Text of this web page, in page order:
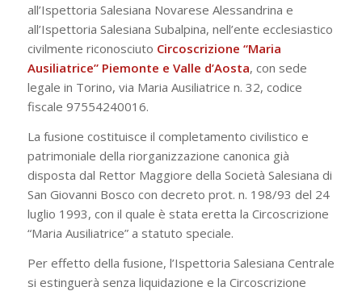
all’Ispettoria Salesiana Novarese Alessandrina e
all’Ispettoria Salesiana Subalpina, nell’ente ecclesiastico
civilmente riconosciuto Circoscrizione “Maria
Ausiliatrice” Piemonte e Valle d’Aosta, con sede
legale in Torino, via Maria Ausiliatrice n. 32, codice
fiscale 97554240016.
La fusione costituisce il completamento civilistico e
patrimoniale della riorganizzazione canonica già
disposta dal Rettor Maggiore della Società Salesiana di
San Giovanni Bosco con decreto prot. n. 198/93 del 24
luglio 1993, con il quale è stata eretta la Circoscrizione
“Maria Ausiliatrice” a statuto speciale.
Per effetto della fusione, l’Ispettoria Salesiana Centrale
si estinguerà senza liquidazione e la Circoscrizione